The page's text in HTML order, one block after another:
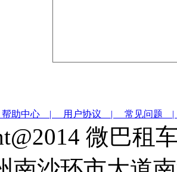
帮助中心 | 用户协议 | 常见问
微巴